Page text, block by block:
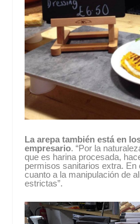
La arepa también está en
empresario. “Por la
que es harina procesada,
permisos sanitarios extra.
cuanto a la manipulación de
estrictas”.